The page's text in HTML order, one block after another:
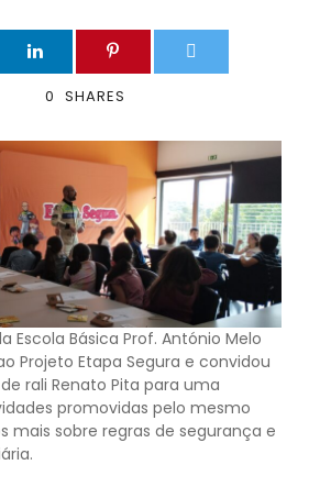
0 SHARES
Escola Básica Prof. António Melo
Projeto Etapa Segura e convidou
rali Renato Pita para uma
promovidas pelo mesmo
mais sobre regras de segurança e